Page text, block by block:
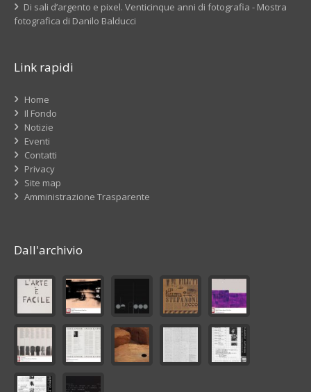
Di sali d’argento e pixel. Venticinque anni di fotografia - Mostra
fotografica di Danilo Balducci
Link rapidi
Home
Il Fondo
Notizie
Eventi
Contatti
Privacy
Site map
Amministrazione Trasparente
Dall'archivio